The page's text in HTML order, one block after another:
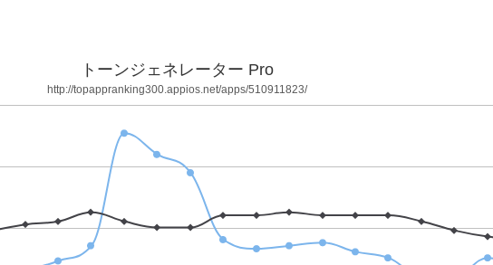
トーンジェネレーター Pro
http://topappranking300.appios.net/apps/510911823/